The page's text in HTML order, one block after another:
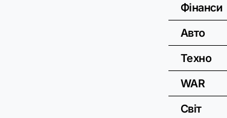
Фінанси
Авто
Техно
WAR
Світ